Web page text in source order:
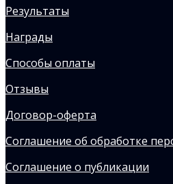
Результаты
Награды
Способы оплаты
Отзывы
Договор-оферта
Соглашение об обработке
Соглашение о публикации